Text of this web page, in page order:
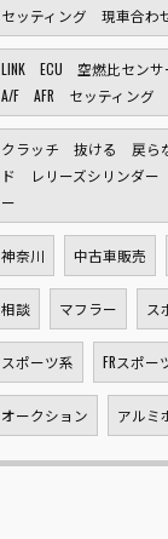
セッティング 現車合わ
LINK ECU 空燃比セン
A/F AFR セッティング
クラッチ 抜ける 戻
ド レリーズシリンダ
ー
神奈川 中古車販売
相談 マフラー ス
スポーツ系 FRスポー
オークション アルミ